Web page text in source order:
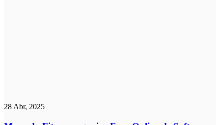
28 Abr, 2025